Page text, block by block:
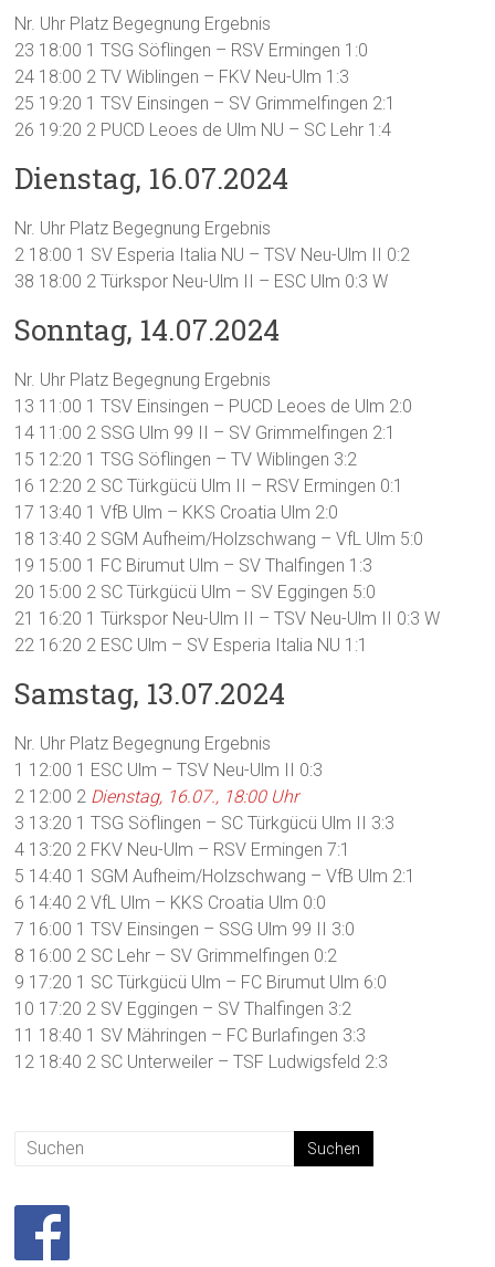
Nr. Uhr Platz Begegnung Ergebnis
23 18:00 1 TSG Söflingen – RSV Ermingen 1:0
24 18:00 2 TV Wiblingen – FKV Neu-Ulm 1:3
25 19:20 1 TSV Einsingen – SV Grimmelfingen 2:1
26 19:20 2 PUCD Leoes de Ulm NU – SC Lehr 1:4
Dienstag, 16.07.2024
Nr. Uhr Platz Begegnung Ergebnis
2 18:00 1 SV Esperia Italia NU – TSV Neu-Ulm II 0:2
38 18:00 2 Türkspor Neu-Ulm II – ESC Ulm 0:3 W
Sonntag, 14.07.2024
Nr. Uhr Platz Begegnung Ergebnis
13 11:00 1 TSV Einsingen – PUCD Leoes de Ulm 2:0
14 11:00 2 SSG Ulm 99 II – SV Grimmelfingen 2:1
15 12:20 1 TSG Söflingen – TV Wiblingen 3:2
16 12:20 2 SC Türkgücü Ulm II – RSV Ermingen 0:1
17 13:40 1 VfB Ulm – KKS Croatia Ulm 2:0
18 13:40 2 SGM Aufheim/Holzschwang – VfL Ulm 5:0
19 15:00 1 FC Birumut Ulm – SV Thalfingen 1:3
20 15:00 2 SC Türkgücü Ulm – SV Eggingen 5:0
21 16:20 1 Türkspor Neu-Ulm II – TSV Neu-Ulm II 0:3 W
22 16:20 2 ESC Ulm – SV Esperia Italia NU 1:1
Samstag, 13.07.2024
Nr. Uhr Platz Begegnung Ergebnis
1 12:00 1 ESC Ulm – TSV Neu-Ulm II 0:3
2 12:00 2 Dienstag, 16.07., 18:00 Uhr
3 13:20 1 TSG Söflingen – SC Türkgücü Ulm II 3:3
4 13:20 2 FKV Neu-Ulm – RSV Ermingen 7:1
5 14:40 1 SGM Aufheim/Holzschwang – VfB Ulm 2:1
6 14:40 2 VfL Ulm – KKS Croatia Ulm 0:0
7 16:00 1 TSV Einsingen – SSG Ulm 99 II 3:0
8 16:00 2 SC Lehr – SV Grimmelfingen 0:2
9 17:20 1 SC Türkgücü Ulm – FC Birumut Ulm 6:0
10 17:20 2 SV Eggingen – SV Thalfingen 3:2
11 18:40 1 SV Mähringen – FC Burlafingen 3:3
12 18:40 2 SC Unterweiler – TSF Ludwigsfeld 2:3